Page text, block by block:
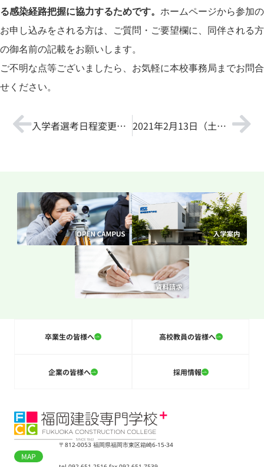
る感染経路把握に協力するためです。 ホームページから参加の
お申し込みをされる方は、ご質問・ご要望欄に、同伴される方
の御名前の記載をお願いします。
ご不明な点等ございましたら、お気軽に本校事務局までお問合
せください。
入学者選考日程変更のお知らせ【NEW】 2021年2月13日（土）オープンキャンパスについて（お知らせ）
卒業生の皆様へ 高校教員の皆様へ
企業の皆様へ 採用情報
〒812-0053 福岡県福岡市東区箱崎6-15-34
MAP